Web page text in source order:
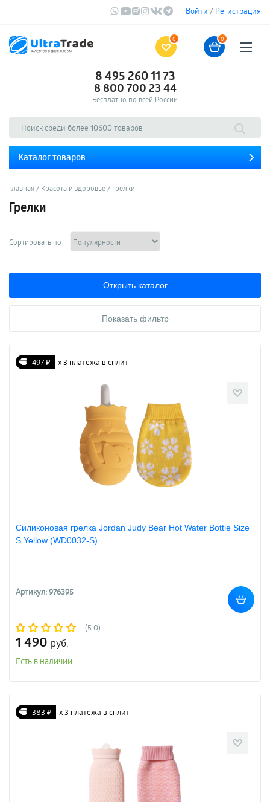
Войти / Регистрация
0 0
8 495 260 11 73
8 800 700 23 44
Бесплатно по всей России
Каталог товаров
Главная Красота и здоровье Грелки
Грелки
Сортировать по
Открыть каталог
Показать фильтр
497 ₽ х 3 платежа в сплит
Силиконовая грелка Jordan Judy Bear Hot Water Bottle Size
S Yellow (WD0032-S)
Артикул: 976395
(5.0)
1 490 руб.
Есть в наличии
383 ₽ х 3 платежа в сплит